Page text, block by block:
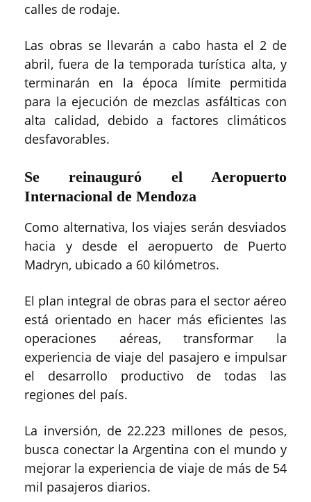
calles de rodaje.
Las obras se llevarán a cabo hasta el 2 de
abril, fuera de la temporada turística alta, y
terminarán en la época límite permitida
para la ejecución de mezclas asfálticas con
alta calidad, debido a factores climáticos
desfavorables.
Se reinauguró el Aeropuerto
Internacional de Mendoza
Como alternativa, los viajes serán desviados
hacia y desde el aeropuerto de Puerto
Madryn, ubicado a 60 kilómetros.
El plan integral de obras para el sector aéreo
está orientado en hacer más eficientes las
operaciones aéreas, transformar la
experiencia de viaje del pasajero e impulsar
el desarrollo productivo de todas las
regiones del país.
La inversión, de 22.223 millones de pesos,
busca conectar la Argentina con el mundo y
mejorar la experiencia de viaje de más de 54
mil pasajeros diarios.